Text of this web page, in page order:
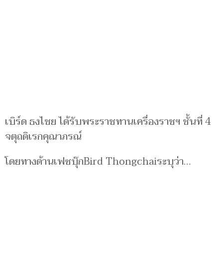
เบิร์ด ธงไชย ได้รับพระราชทานเครื่องราชฯ ชั้นที่ 4
จตุถดิเรกคุณาภรณ์
โดยทางด้านเฟซบุ๊กBird Thongchaiระบุว่า…